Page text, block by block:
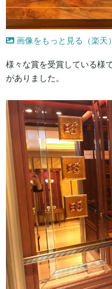
画像をもっと見る（楽天）
様々な賞を受賞している様
がありました。